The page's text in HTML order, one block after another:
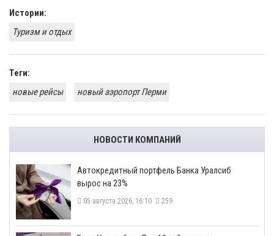
Истории:
Туризм и отдых
Теги:
новые рейсы
новый аэропорт Перми
НОВОСТИ КОМПАНИЙ
​Автокредитный портфель Банка Уралсиб
вырос на 23%
05 августа 2026, 16:10 259